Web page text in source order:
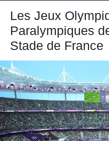
Les Jeux
Paralympiques
Stade de France